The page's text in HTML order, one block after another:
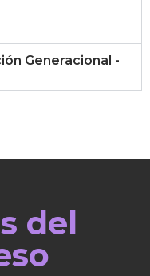
Generacional -
del